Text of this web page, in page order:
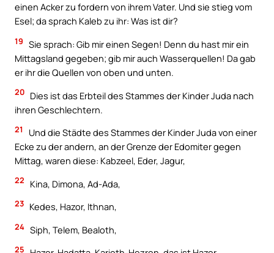
einen Acker zu fordern von ihrem Vater. Und sie stieg vom
Esel; da sprach Kaleb zu ihr: Was ist dir?
19 Sie sprach: Gib mir einen Segen! Denn du hast mir ein
Mittagsland gegeben; gib mir auch Wasserquellen! Da gab
er ihr die Quellen von oben und unten.
20 Dies ist das Erbteil des Stammes der Kinder Juda nach
ihren Geschlechtern.
21
Und die Städte des Stammes der Kinder Juda von einer
Ecke zu der andern, an der Grenze der Edomiter gegen
Mittag, waren diese: Kabzeel, Eder, Jagur,
22 Kina, Dimona, Ad-Ada,
23 Kedes, Hazor, Ithnan,
24 Siph, Telem, Bealoth,
25